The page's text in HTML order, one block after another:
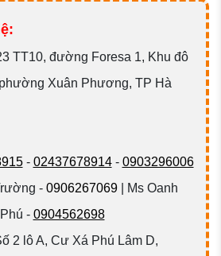
TT10, đường Foresa 1, Khu đô
Xuân Phương, TP Hà
- 02437678914- 0903296006
- 0906267069| Ms Oanh
- 0904562698
2 lô A, Cư Xá Phú Lâm D,